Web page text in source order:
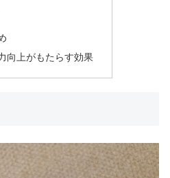
向上がもたらす効果